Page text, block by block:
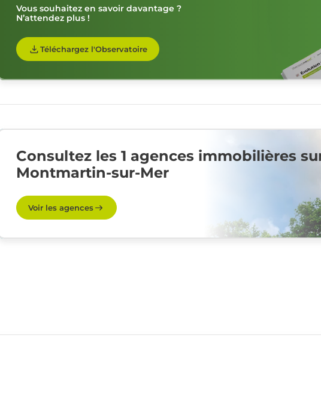
Vous souhaitez en savoir davantage ?
N’attendez plus !
Téléchargez l'Observatoire
Consultez les 1 agences immobilières
Montmartin-sur-Mer
Voir les agences